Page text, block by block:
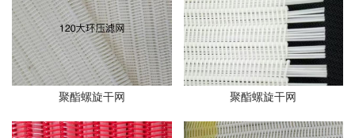
聚酯螺旋干网 聚酯螺旋干网